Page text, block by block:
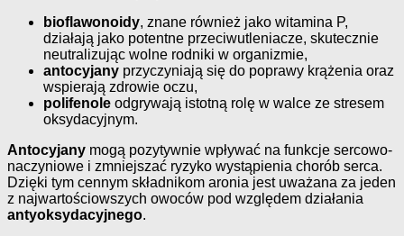
bioflawonoidy, znane również jako witamina P,
działają jako potentne przeciwutleniacze, skutecznie
neutralizując wolne rodniki w organizmie,
antocyjany przyczyniają się do poprawy krążenia oraz
wspierają zdrowie oczu,
polifenole odgrywają istotną rolę w walce ze stresem
oksydacyjnym.
Antocyjany mogą pozytywnie wpływać na funkcje sercowo-
naczyniowe i zmniejszać ryzyko wystąpienia chorób serca.
Dzięki tym cennym składnikom aronia jest uważana za jeden
z najwartościowszych owoców pod względem działania
antyoksydacyjnego.